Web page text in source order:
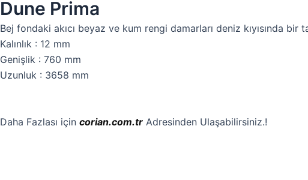
Dune Prima
Bej fondaki akıcı beyaz ve kum rengi damarları deniz kıyısında bir
Kalınlık : 12 mm
Genişlik : 760 mm
Uzunluk : 3658 mm
Daha Fazlası için corian.com.tr Adresinden Ulaşabilirsiniz.!